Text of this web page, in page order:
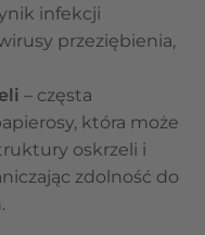
infekcji
przeziębienia,
– częsta
która może
oskrzeli i
zdolność do